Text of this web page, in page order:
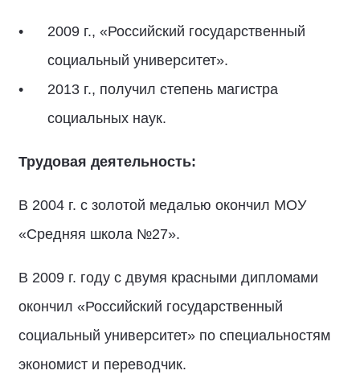
2009 г., «Российский государственный
социальный университет».
2013 г., получил степень магистра
социальных наук.
Трудовая деятельность:
В 2004 г. с золотой медалью окончил МОУ
«Средняя школа №27».
В 2009 г. году с двумя красными дипломами
окончил «Российский государственный
социальный университет» по специальностям
экономист и переводчик.